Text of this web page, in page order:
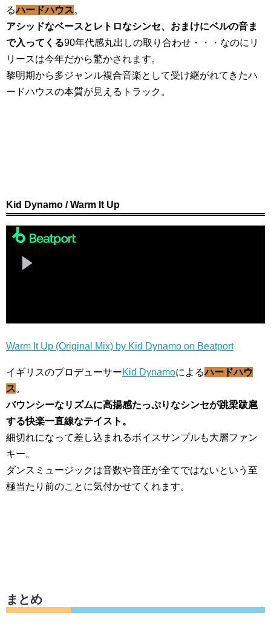
るハードハウス。
アシッドなベースとレトロなシンセ、おまけにベルの音ま
で入ってくる90年代感丸出しの取り合わせ・・・なのにリ
リースは今年だから驚かされます。
黎明期から多ジャンル複合音楽として受け継がれてきたハ
ードハウスの本質が見えるトラック。
Kid Dynamo / Warm It Up
Warm It Up (Original Mix) by Kid Dynamo on Beatport
イギリスのプロデューサーKid Dynamoによるハードハウ
ス。
バウンシーなリズムに高揚感たっぷりなシンセが跳梁跋扈
する快楽一直線なテイスト。
細切れになって差し込まれるボイスサンプルも大層ファン
キー。
ダンスミュージックは音数や音圧が全てではないという至
極当たり前のことに気付かせてくれます。
まとめ